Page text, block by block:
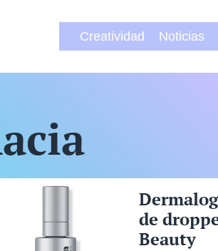
Creatividad Noticias
de
Beauty